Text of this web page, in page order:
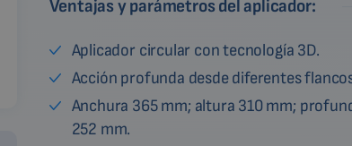
Ventajas y parámetros del aplicador:
Aplicador circular con tecnología 3D.
Acción profunda desde diferentes
Anchura 365 mm; altura 310 mm;
252 mm.